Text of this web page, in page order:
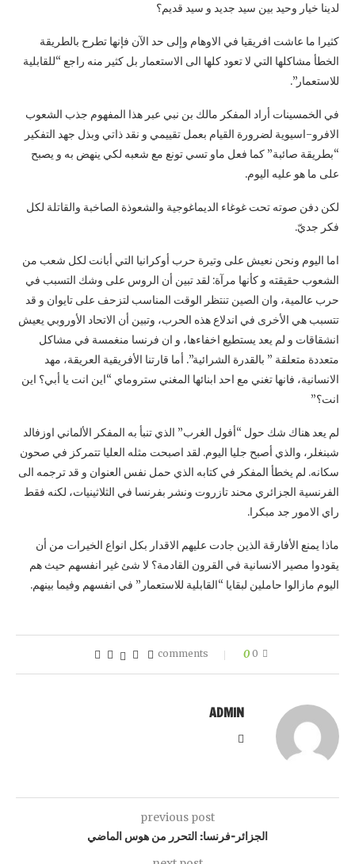
لدينا خيار وحيد بين سيد جديد و سيد قديم؟
كثيرا ما عاشت افريقيا في الاوهام وإلى حد الآن فإنها تطرح بالطريقة
الخطأ مشاكلها التي لا تعود كلها الى الاستعمار بل كثير منه راجع “للقابلية
للاستعمار”.
في الخمسينات أراد المفكر مالك بن نبي عبر هذا المفهوم جذب الشعوب
الافرو-اسيوية لضرورة القيام بعمل تقييمي و نقد ذاتي وبذل جهد التفكير
“بطريقة صائبة” كما فعل ماو تسي تونع مع شعبه لكي ينهض به و يصبح
على ما هو عليه اليوم.
لكن دفن صوته تحت غوغاء الديماغوجية والشعوذة الصاخبة والقاتلة لكل
فكر جديّ.
اما اليوم ونحن نعيش على وتيرة حرب أوكرانيا التي أبانت لكل شعب من
الشعوب حقيقته و كأنها مرآة: لقد تبين أن الروس على وشك التسبب في
حرب عالمية، وان الصين تنتظر الوقت المناسب لتزحف على تايوان و قد
تتسبب هي الأخرى في اندلاع هذه الحرب، وتبين أن الاتحاد الأوروبي يعيش
انشقاقات و لم يعد يستطيع اخفاءها، و ان فرنسا منغمسة في مشاكل
متعددة متعلقة ” بالقدرة الشرائية”. أما قارتنا الأفريقية العريقة، مهد
الانسانية، فانها تغني مع احد ابنائها المغني ستروماي “اين انت يا أبي؟ این
انت؟”
لم يعد هناك شك حول “أفول الغرب” الذي تنبأ به المفكر الألماني اوزفالد
شبنغلر، والذي أصبح جليا اليوم. لقد اصبحت مثله العليا تتمركز في صحون
سكانه. لم يخطأ المفكر في كتابه الذي حمل نفس العنوان و قد ترجمه الى
الفرنسية الجزائري محند تازروت ونشر بفرنسا في الثلاثينيات، لكنه فقط
راي الامور جد مبكرا.
ماذا يمنع الأفارقة الذين جادت عليهم الاقدار بكل انواع الخيرات من أن
يقودوا مصير الانسانية في القرون القادمة؟ لا شئ غير انفسهم حيث هم
اليوم مازالوا حاملين لبقايا “القابلية للاستعمار” في انفسهم وفيما بينهم.
0 comments
0
ADMIN
previous post
الجزائر-فرنسا: التحرر من هوس الماضي